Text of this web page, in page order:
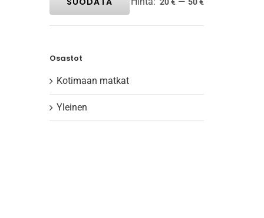
Minimihinta
Maksimihinta
Osastot
Kotimaan matkat
Yleinen